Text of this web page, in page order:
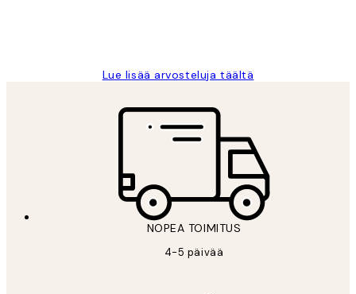
Lue lisää arvosteluja täältä
NOPEA TOIMITUS
4-5 päivää